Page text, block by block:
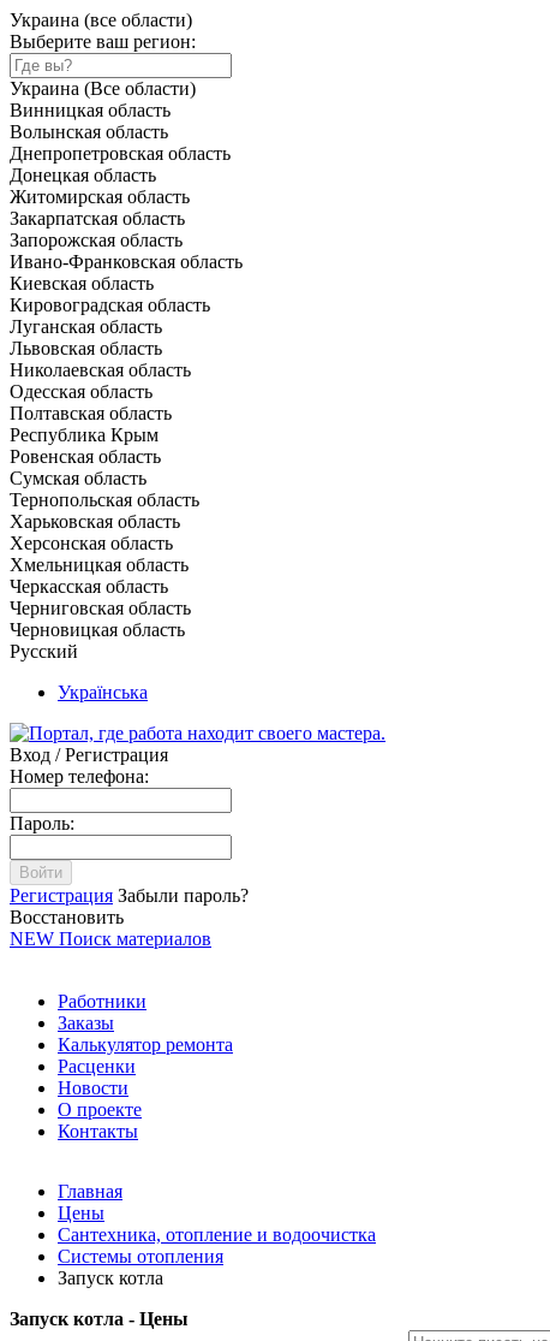
Украина (все области)
Выберите ваш регион:
Украина (Все области)
Винницкая область
Волынская область
Днепропетровская область
Донецкая область
Житомирская область
Закарпатская область
Запорожская область
Ивано-Франковская область
Киевская область
Кировоградская область
Луганская область
Львовская область
Николаевская область
Одесская область
Полтавская область
Республика Крым
Ровенская область
Сумская область
Тернопольская область
Харьковская область
Херсонская область
Хмельницкая область
Черкасская область
Черниговская область
Черновицкая область
Русский
Українська
Вход / Регистрация
Номер телефона:
Пароль:
Войти
Регистрация Забыли пароль?
Восстановить
NEW Поиск материалов
Работники
Заказы
Калькулятор ремонта
Расценки
Новости
О проекте
Контакты
Главная
Цены
Сантехника, отопление и водоочистка
Системы отопления
Запуск котла
Запуск котла - Цены